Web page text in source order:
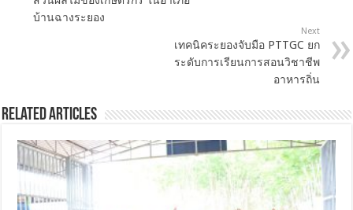
บ้านฉางระยอง
Next
เทคนิคระยองจับมือ PTTGC ยก
ระดับการเรียนการสอนวิชาชีพ
อาหารถิ่น
Related Articles